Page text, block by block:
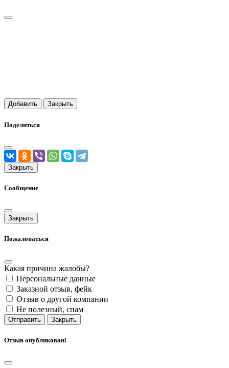
Добавить Закрыть
Поделиться
Закрыть
Сообщение
Закрыть
Пожаловаться
Какая причина жалобы?
Персональные данные
Заказной отзыв, фейк
Отзыв о другой компании
Не полезный, спам
Отправить Закрыть
Отзыв опубликован!